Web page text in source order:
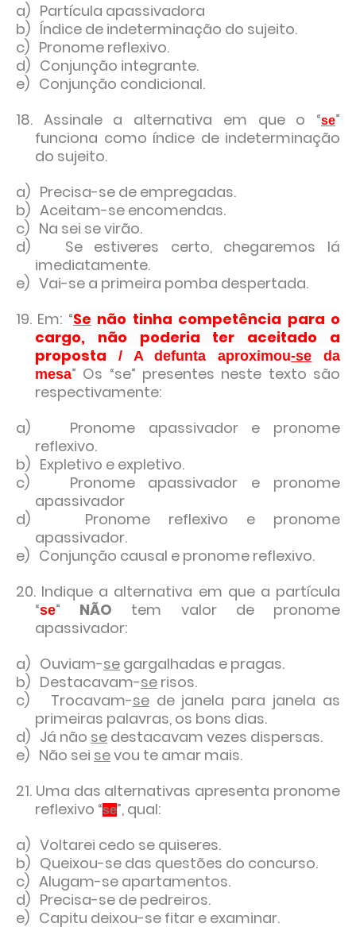
a) Partícula apassivadora
b) Índice de indeterminação do sujeito.
c) Pronome reflexivo.
d) Conjunção integrante.
e) Conjunção condicional.
18. Assinale a alternativa em que o “se”
funciona como índice de indeterminação
do sujeito.
a) Precisa-se de empregadas.
b) Aceitam-se encomendas.
c) Na sei se virão.
d) Se estiveres certo, chegaremos lá
imediatamente.
e) Vai-se a primeira pomba despertada.
19. Em: “Se não tinha competência para o
cargo, não poderia ter aceitado a
proposta / A defunta aproximou-se da
mesa” Os “se” presentes neste texto são
respectivamente:
a) Pronome apassivador e pronome
reflexivo.
b) Expletivo e expletivo.
c) Pronome apassivador e pronome
apassivador
d) Pronome reflexivo e pronome
apassivador.
e) Conjunção causal e pronome reflexivo.
20. Indique a alternativa em que a partícula
“se” NÃO tem valor de pronome
apassivador:
a) Ouviam-se gargalhadas e pragas.
b) Destacavam-se risos.
c) Trocavam-sede janela para janela as
primeiras palavras, os bons dias.
d) Já não se destacavam vezes dispersas.
e) Não sei sevou te amar mais.
21. Uma das alternativas apresenta pronome
reflexivo “se”, qual:
a) Voltarei cedo se quiseres.
b) Queixou-se das questões do concurso.
c) Alugam-se apartamentos.
d) Precisa-se de pedreiros.
e) Capitu deixou-se fitar e examinar.